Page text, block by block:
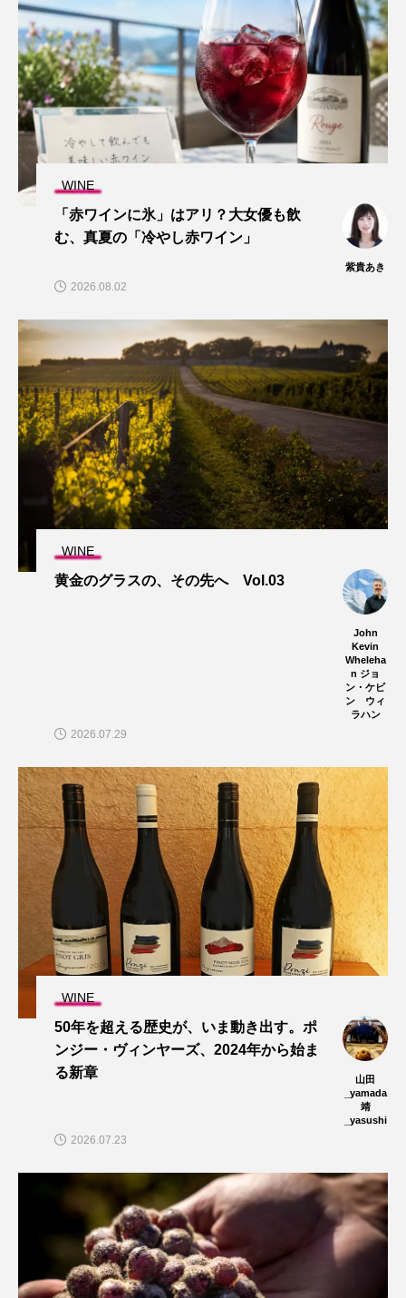
WINE
「赤ワインに氷」はアリ？大女優も飲
む、真夏の「冷やし赤ワイン」
紫貴あき
2026.08.02
WINE
黄金のグラスの、その先へ Vol.03
John
Kevin
Wheleha
n ジョ
ン・ケビ
ン ウィ
ラハン
2026.07.29
WINE
50年を超える歴史が、いま動き出す。ポ
ンジー・ヴィンヤーズ、2024年から始ま
る新章
山田
_yamada
靖
_yasushi
2026.07.23